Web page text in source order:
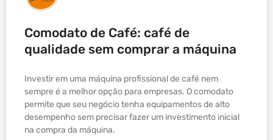
Comodato de Café: café de
qualidade sem comprar a máquina
Investir em uma máquina profissional de café nem
sempre é a melhor opção para empresas. O comodato
permite que seu negócio tenha equipamentos de alto
desempenho sem precisar fazer um investimento inicial
na compra da máquina.